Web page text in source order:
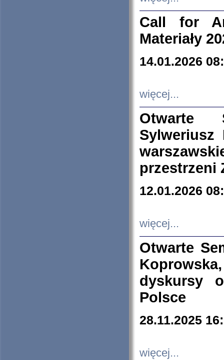
Call for
Materiały
14.01.2026
więcej...
Otwarte
Sylweriusz
przestrzeni
12.01.2026
więcej...
Otwarte
dyskursy
Polsce
28.11.2025
więcej...